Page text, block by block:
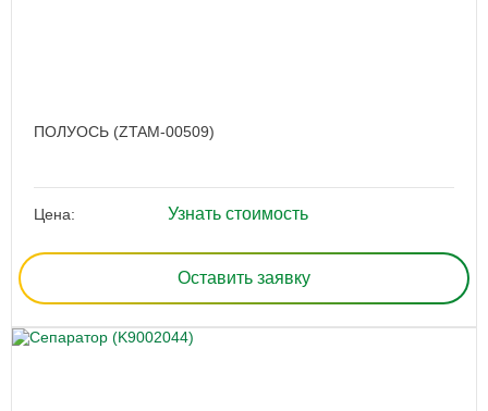
ПОЛУОСЬ (ZTAM-00509)
Цена: Узнать стоимость
Оставить заявку